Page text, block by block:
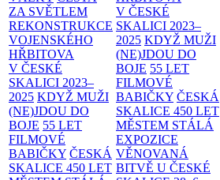
ZA SVĚTLEM
REKONSTRUKCE
VOJENSKÉHO
HŘBITOVA
V ČESKÉ
SKALICI 2023–
2025 KDYŽ MUŽI
(NE)JDOU DO
BOJE 55 LET
FILMOVÉ
BABIČKY ČESKÁ
SKALICE 450 LET
V ČESKÉ
SKALICI 2023–
2025 KDYŽ MUŽI
(NE)JDOU DO
BOJE 55 LET
FILMOVÉ
BABIČKY ČESKÁ
SKALICE 450 LET
MĚSTEM STÁLÁ
EXPOZICE
VĚNOVANÁ
BITVĚ U ČESKÉ